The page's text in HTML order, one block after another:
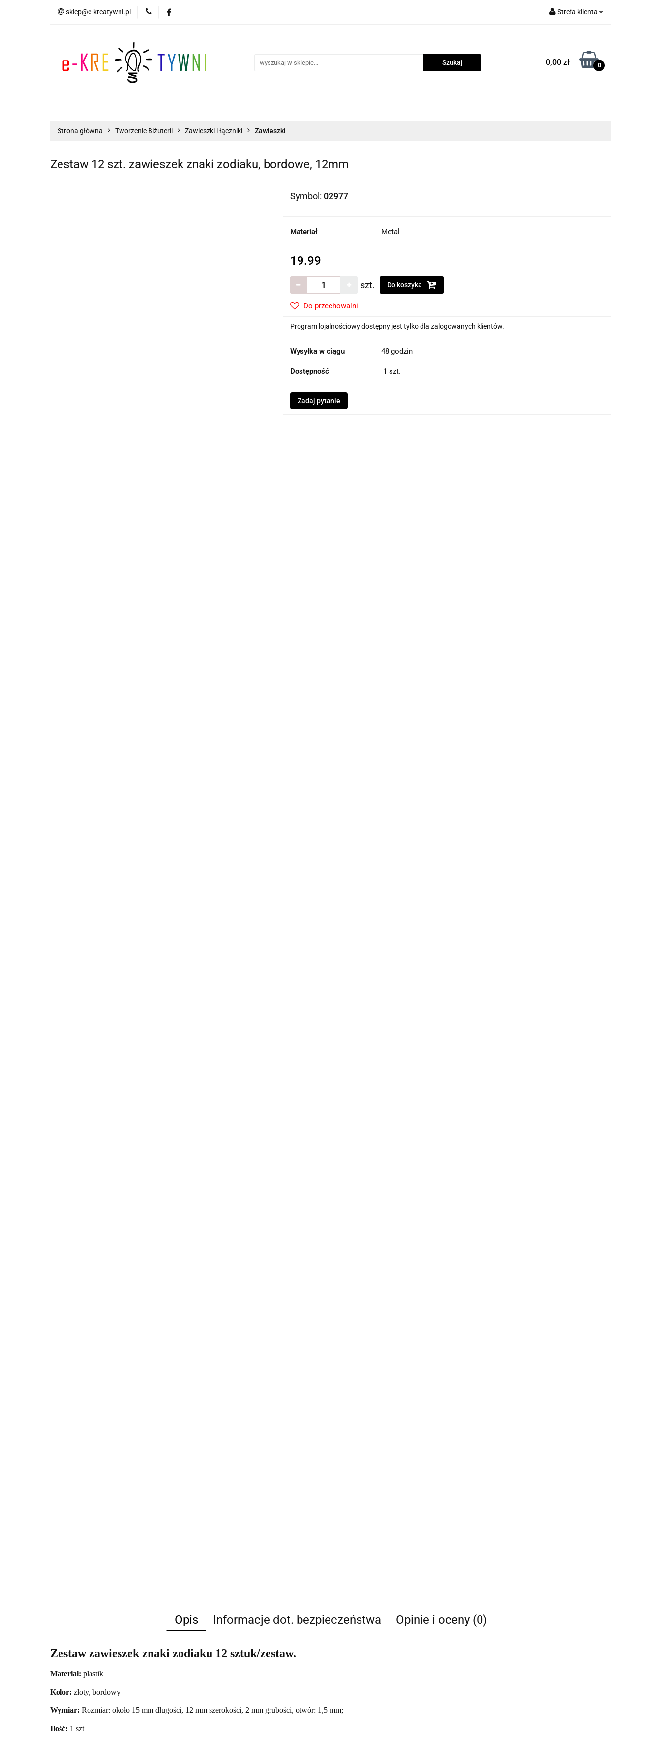
sklep@e-kreatywni.pl Strefa klienta
Zarejestruj się
Dodaj zgłoszenie
0,00 zł 0
Tworzenie Biżuterii
Biżuteria Nowości
Strona główna Tworzenie Biżuterii Zawieszki i łączniki Zawieszki
Zestaw 12 szt. zawieszek znaki zodiaku, bordowe, 12mm
Symbol: 02977
Materiał Metal
19.99
szt. Do koszyka
Do przechowalni
Program lojalnościowy dostępny jest tylko dla zalogowanych klientów.
Wysyłka w ciągu 48 godzin
Dostępność 1 szt.
Zadaj pytanie
Opis Informacje dot. bezpieczeństwa Opinie i oceny (0)
Zestaw zawieszek znaki zodiaku 12 sztuk/zestaw.
Materiał: plastik
Kolor: złoty, bordowy
Wymiar: Rozmiar: około 15 mm długości, 12 mm szerokości, 2 mm grubości, otwór: 1,5 mm;
Ilość: 1 szt